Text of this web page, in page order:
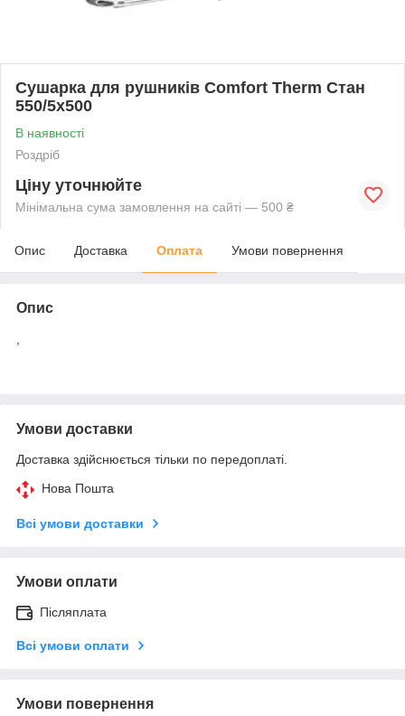
Сушарка для рушників Comfort Therm Стан
550/5х500
В наявності
Роздріб
Ціну уточнюйте
Мінімальна сума замовлення на сайті — 500 ₴
Опис Доставка Оплата Умови повернення
Опис
Умови доставки
Доставка здійснюється тільки по передоплаті.
Нова Пошта
Всі умови доставки
Умови оплати
Післяплата
Всі умови оплати
Умови повернення